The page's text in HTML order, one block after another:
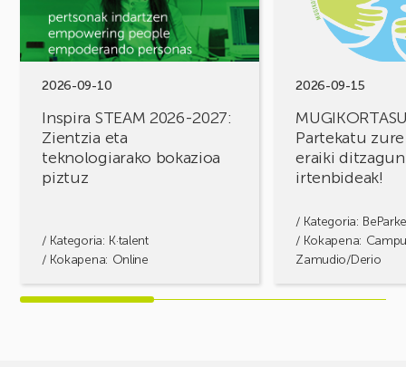
2026-09-10
Inspira STEAM 2026-2027:
Zientzia eta
teknologiarako bokazioa
piztuz
/ Kategoria: K·talent
/ Kokapena: Online
Zientzia
eta
teknologiarako
bokazioa
2026-09-15
Partekatu
eraiki ditzagun
irtenbideak!
/ Kategoria:
/ Kokapena:
Zamudio/Derio
erronkak,
irtenbideak!